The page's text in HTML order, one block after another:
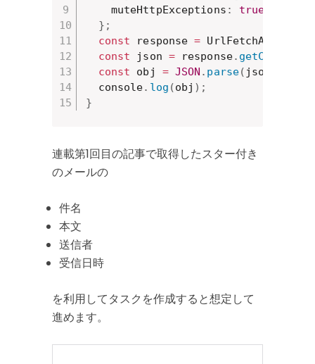
    muteHttpExceptions
:
true
} ;
const response = UrlFetchApp
const json = response.
const obj = JSON . parse( json
  console
. log (obj ) ;
}
連載第1回目の記事で取得したスター付き
のメールの
件名
本文
送信者
受信日時
を利用してタスクを作成すると想定して
進めます。